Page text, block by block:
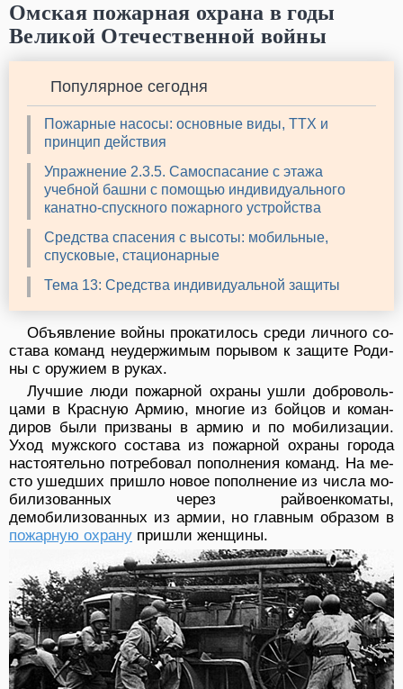
Омская пожарная охрана в годы
Великой Отечественной войны
Популярное сегодня
Пожарные насосы: основные виды, ТТХ и
принцип действия
Упражнение 2.3.5. Самоспасание с этажа
учебной башни с помощью индивидуального
канатно-спускного пожарного устройства
Средства спасения с высоты: мобильные,
спусковые, стационарные
Тема 13: Средства индивидуальной защиты
Объявление войны прокатилось среди личного со­
става команд неудержимым порывом к защите Роди­
ны с оружием в руках.
Лучшие люди пожарной охраны ушли доброволь­
цами в Красную Армию, многие из бойцов и коман­
диров были призваны в армию и по мобилизации.
Уход мужского состава из пожарной охраны города
настоятельно потребовал пополнения команд. На ме­
сто ушедших пришло новое пополнение из числа мо­
билизованных через райвоенкоматы,
демобилизован­ных из армии, но главным образом в
пожарную охра­ну пришли женщины.